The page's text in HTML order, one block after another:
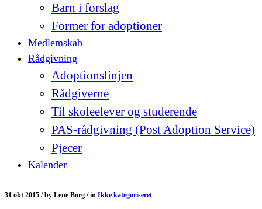
Barn i forslag
Former for adoptioner
Medlemskab
Rådgivning
Adoptionslinjen
Rådgiverne
Til skoleelever og studerende
PAS-rådgivning (Post Adoption Service)
Pjecer
Kalender
31 okt 2015 /by Lene Borg /in Ikke kategoriseret